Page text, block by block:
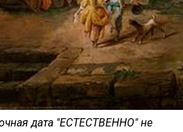
дата "ЕСТЕСТВЕННО" не